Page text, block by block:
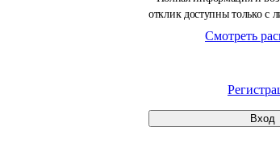
отклик доступны только с
Смотреть
Вход